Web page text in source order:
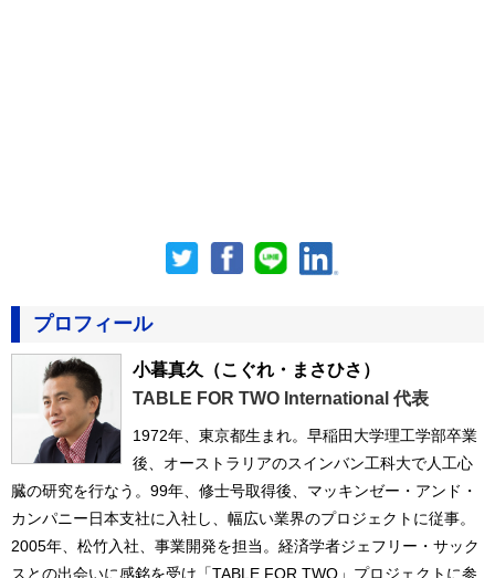
プロフィール
小暮真久
（こぐれ・まさひさ）
TABLE FOR TWO International 代表
1972年、東京都生まれ。早稲田大学理工学部卒業
後、オーストラリアのスインバン工科大で人工心
臓の研究を行なう。99年、修士号取得後、マッキンゼー・アンド・
カンパニー日本支社に入社し、幅広い業界のプロジェクトに従事。
2005年、松竹入社、事業開発を担当。経済学者ジェフリー・サック
スとの出会いに感銘を受け「TABLE FOR TWO」プロジェクトに参